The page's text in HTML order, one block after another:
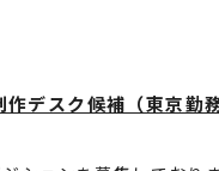
デスク候補（東京勤